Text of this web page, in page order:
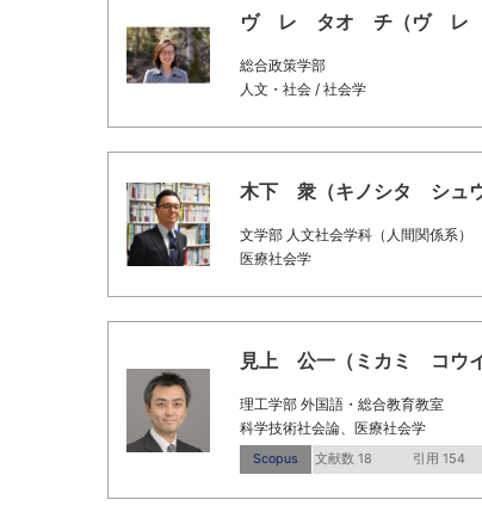
ヴ レ タオ チ（ヴ レ
総合政策学部
人文・社会 / 社会学
木下 衆（キノシタ シュ
文学部 人文社会学科（人間関係系）
医療社会学
見上 公一（ミカミ コウ
理工学部 外国語・総合教育教室
科学技術社会論、医療社会学
Scopus 文献数 18 引用 154